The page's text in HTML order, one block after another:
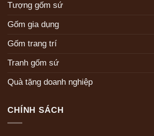
Tượng gốm sứ
Gốm gia dụng
Gốm trang trí
Tranh gốm sứ
Quà tặng doanh nghiệp
CHÍNH SÁCH